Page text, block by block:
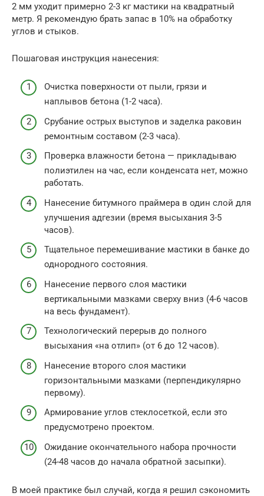
2 мм уходит примерно 2-3 кг мастики на квадратный
метр. Я рекомендую брать запас в 10% на обработку
углов и стыков.
Пошаговая инструкция нанесения:
Очистка поверхности от пыли, грязи и
наплывов бетона (1-2 часа).
Срубание острых выступов и заделка раковин
ремонтным составом (2-3 часа).
Проверка влажности бетона — прикладываю
полиэтилен на час, если конденсата нет, можно
работать.
Нанесение битумного праймера в один слой для
улучшения адгезии (время высыхания 3-5
часов).
Тщательное перемешивание мастики в банке до
однородного состояния.
Нанесение первого слоя мастики
вертикальными мазками сверху вниз (4-6 часов
на весь фундамент).
Технологический перерыв до полного
высыхания «на отлип» (от 6 до 12 часов).
Нанесение второго слоя мастики
горизонтальными мазками (перпендикулярно
первому).
Армирование углов стеклосеткой, если это
предусмотрено проектом.
Ожидание окончательного набора прочности
(24-48 часов до начала обратной засыпки).
В моей практике был случай, когда я решил сэкономить